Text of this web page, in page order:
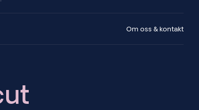
Om oss & kontakt